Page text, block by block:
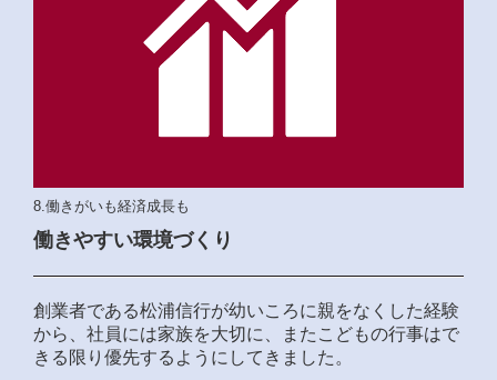
8.働きがいも経済成長も
働きやすい環境づくり
創業者である松浦信行が幼いころに親をなくした経験
から、社員には家族を大切に、またこどもの行事はで
きる限り優先するようにしてきました。